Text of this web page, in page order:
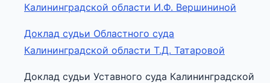
Калининградской области И.Ф. Вершининой
Доклад судьи Областного суда
Калининградской области Т.Д. Татаровой
Доклад судьи Уставного суда Калининградской